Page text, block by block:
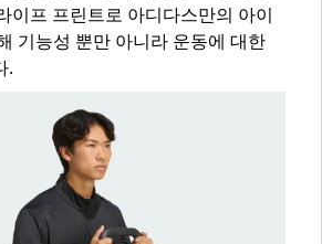
이프 프린트로 아디다스만의 아이
기능성 뿐만 아니라 운동에 대한
.